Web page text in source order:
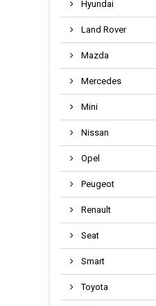
Hyundai
Land Rover
Mazda
Mercedes
Mini
Nissan
Opel
Peugeot
Renault
Seat
Smart
Toyota